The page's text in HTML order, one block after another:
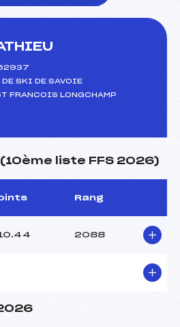
SKI DE SAVOIE
FRANCOIS LONGCHAMP
liste FFS 2026)
Rang
2088